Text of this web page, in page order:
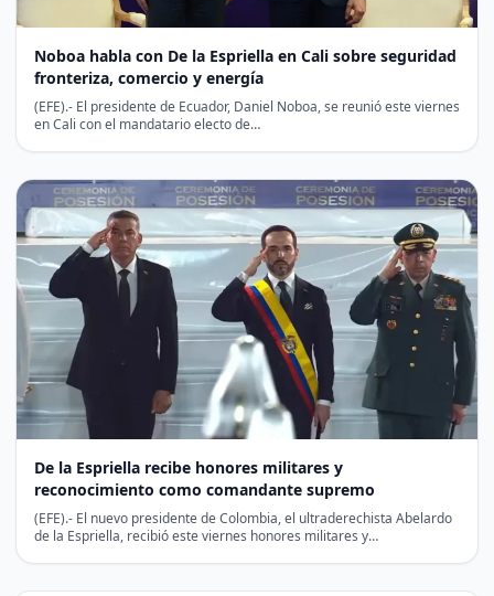
Noboa habla con De la Espriella en Cali sobre seguridad
fronteriza, comercio y energía
(EFE).- El presidente de Ecuador, Daniel Noboa, se reunió este viernes
en Cali con el mandatario electo de…
De la Espriella recibe honores militares y
reconocimiento como comandante supremo
(EFE).- El nuevo presidente de Colombia, el ultraderechista Abelardo
de la Espriella, recibió este viernes honores militares y…